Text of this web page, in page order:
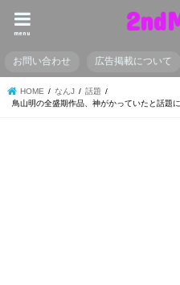
menu
お問い合わせ 広告掲載について
HOME なんJ
話題
鳥山明の全盛期作品、神がかっていたと話題